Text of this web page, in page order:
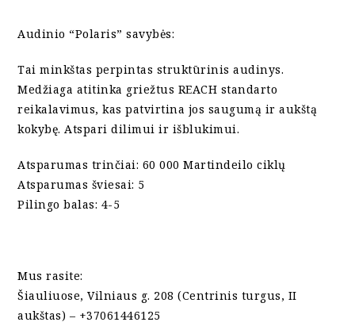
Audinio “Polaris” savybės:
Tai minkštas perpintas struktūrinis audinys.
Medžiaga atitinka griežtus REACH standarto
reikalavimus, kas patvirtina jos saugumą ir aukštą
kokybę. Atspari dilimui ir išblukimui.
Atsparumas trinčiai: 60 000 Martindeilo ciklų
Atsparumas šviesai: 5
Pilingo balas: 4-5
Mus rasite:
Šiauliuose, Vilniaus g. 208 (Centrinis turgus, II
aukštas) – +37061446125